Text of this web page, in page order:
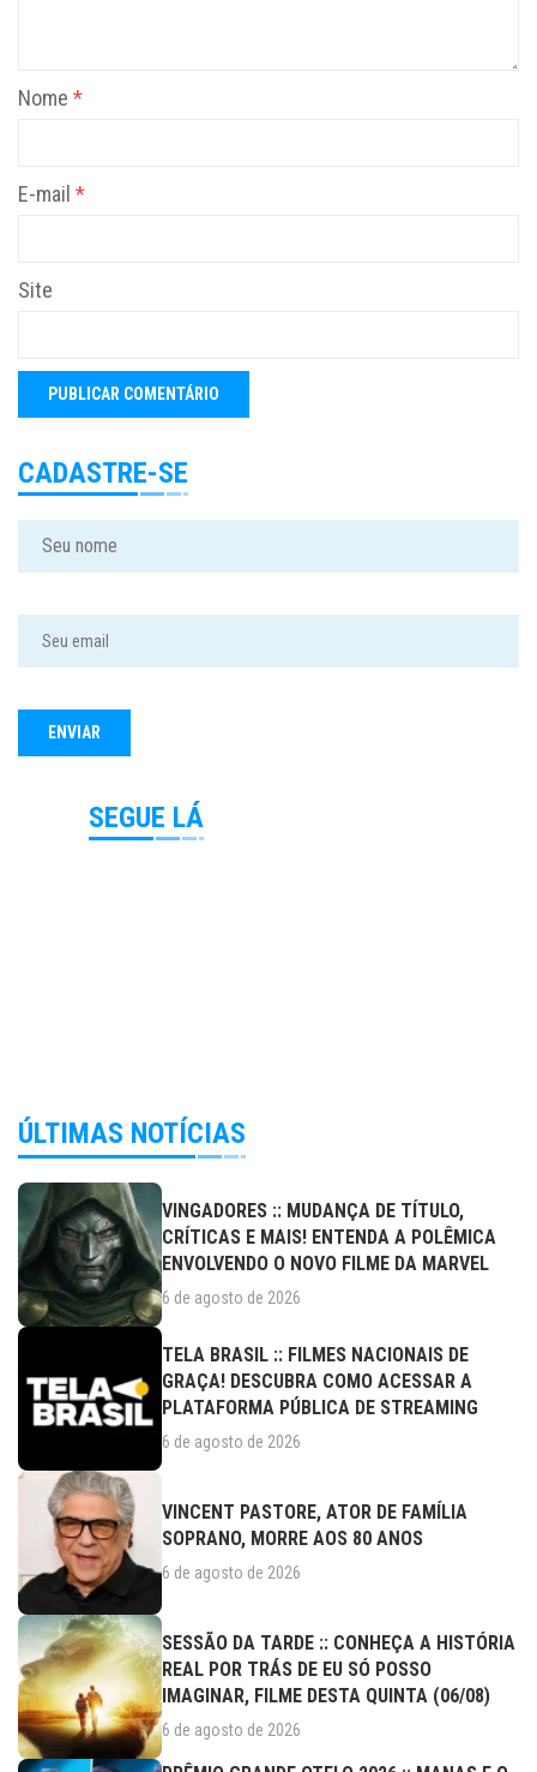
Nome *
E-mail *
Site
CADASTRE-SE
SEGUE LÁ
ÚLTIMAS NOTÍCIAS
VINGADORES :: MUDANÇA DE TÍTULO,
CRÍTICAS E MAIS! ENTENDA A POLÊMICA
ENVOLVENDO O NOVO FILME DA MARVEL
6 de agosto de 2026
TELA BRASIL :: FILMES NACIONAIS DE
GRAÇA! DESCUBRA COMO ACESSAR A
PLATAFORMA PÚBLICA DE STREAMING
6 de agosto de 2026
VINCENT PASTORE, ATOR DE FAMÍLIA
SOPRANO, MORRE AOS 80 ANOS
6 de agosto de 2026
SESSÃO DA TARDE :: CONHEÇA A HISTÓRIA
REAL POR TRÁS DE EU SÓ POSSO
IMAGINAR, FILME DESTA QUINTA (06/08)
6 de agosto de 2026